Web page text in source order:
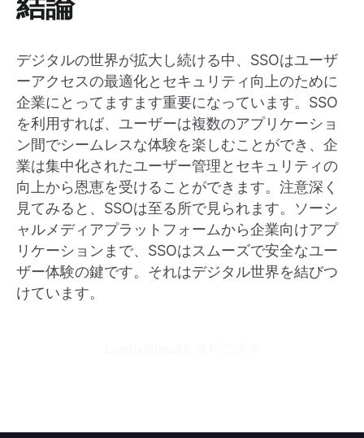
デジタルの世界が拡大し続ける中、SSOはユーザ
ーアクセスの最適化とセキュリティ向上のために
企業にとってますます重要になっています。SSO
を利用すれば、ユーザーは複数のアプリケーショ
ン間でシームレスな体験を楽しむことができ、企
業は集中化されたユーザー管理とセキュリティの
向上から恩恵を受けることができます。注意深く
見てみると、SSOは至る所で見られます。ソーシ
ャルメディアプラットフォームから企業向けアプ
リケーションまで、SSOはスムーズで安全なユー
ザー体験の鍵です。それはデジタル世界を結びつ
けています。